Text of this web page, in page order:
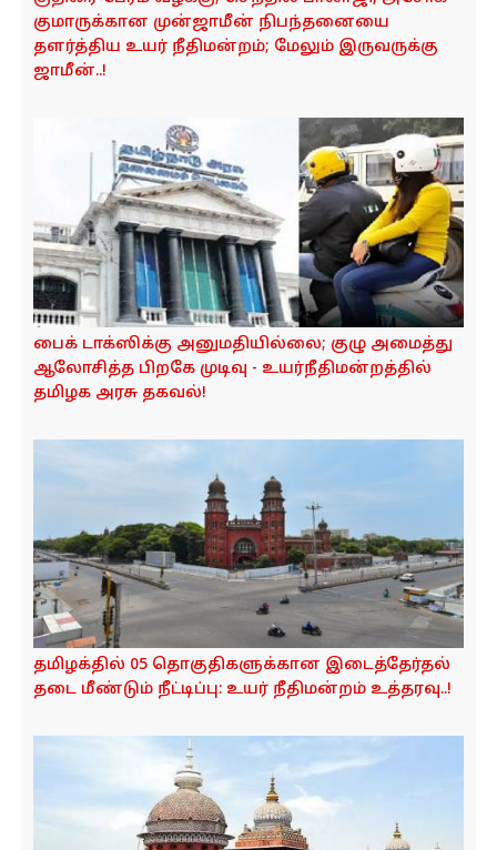
n
குமாருக்கான முன்ஜாமீன் நிபந்தனையை
தளர்த்திய உயர் நீதிமன்றம்; மேலும் இருவருக்கு
ஜாமீன்..!
பைக் டாக்ஸிக்கு அனுமதியில்லை; குழு அமைத்து
ஆலோசித்த பிறகே முடிவு - உயர்நீதிமன்றத்தில்
தமிழக அரசு தகவல்!
தமிழக்தில் 05 தொகுதிகளுக்கான இடைத்தேர்தல்
தடை மீண்டும் நீட்டிப்பு: உயர் நீதிமன்றம் உத்தரவு..!